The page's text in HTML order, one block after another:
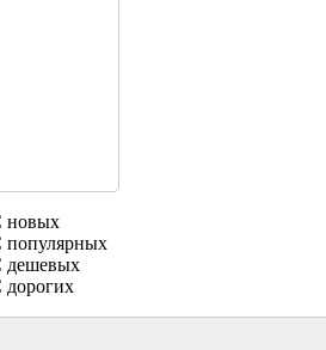
новых
популярных
дешевых
дорогих